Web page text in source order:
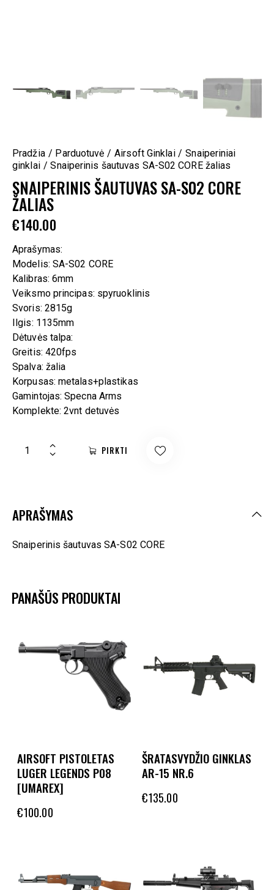
Pradžia Parduotuvė Airsoft Ginklai
Snaiperiniai
ginklai
Snaiperinis šautuvas SA-S02 CORE žalias
SNAIPERINIS ŠAUTUVAS SA-S02 CORE
ŽALIAS
€140.00
Aprašymas:
Modelis: SA-S02 CORE
Kalibras: 6mm
Veiksmo principas: spyruoklinis
Svoris: 2815g
Ilgis: 1135mm
Dėtuvės talpa:
Greitis: 420fps
Spalva: žalia
Korpusas: metalas+plastikas
Gamintojas: Specna Arms
Komplekte: 2vnt detuvės
PIRKTI
APRAŠYMAS
Snaiperinis šautuvas SA-S02 CORE
PANAŠŪS PRODUKTAI
AIRSOFT PISTOLETAS
LUGER LEGENDS P08
[UMAREX]
€100.00
ŠRATASVYDŽIO GINKLAS
AR-15 NR.6
€135.00